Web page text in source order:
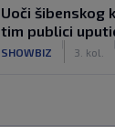
Uoči šibenskog
tim publici
SHOWBIZ 3. kol.